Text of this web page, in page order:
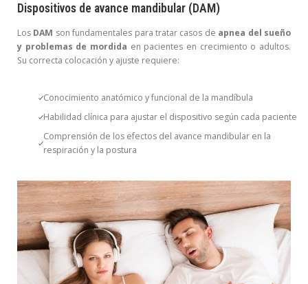
Dispositivos de avance mandibular (DAM)
Los DAM son fundamentales para tratar casos de apnea del sueño
y problemas de mordida en pacientes en crecimiento o adultos.
Su correcta colocación y ajuste requiere:
Conocimiento anatómico y funcional de la mandíbula
Habilidad clínica para ajustar el dispositivo según cada paciente
Comprensión de los efectos del avance mandibular en la
respiración y la postura